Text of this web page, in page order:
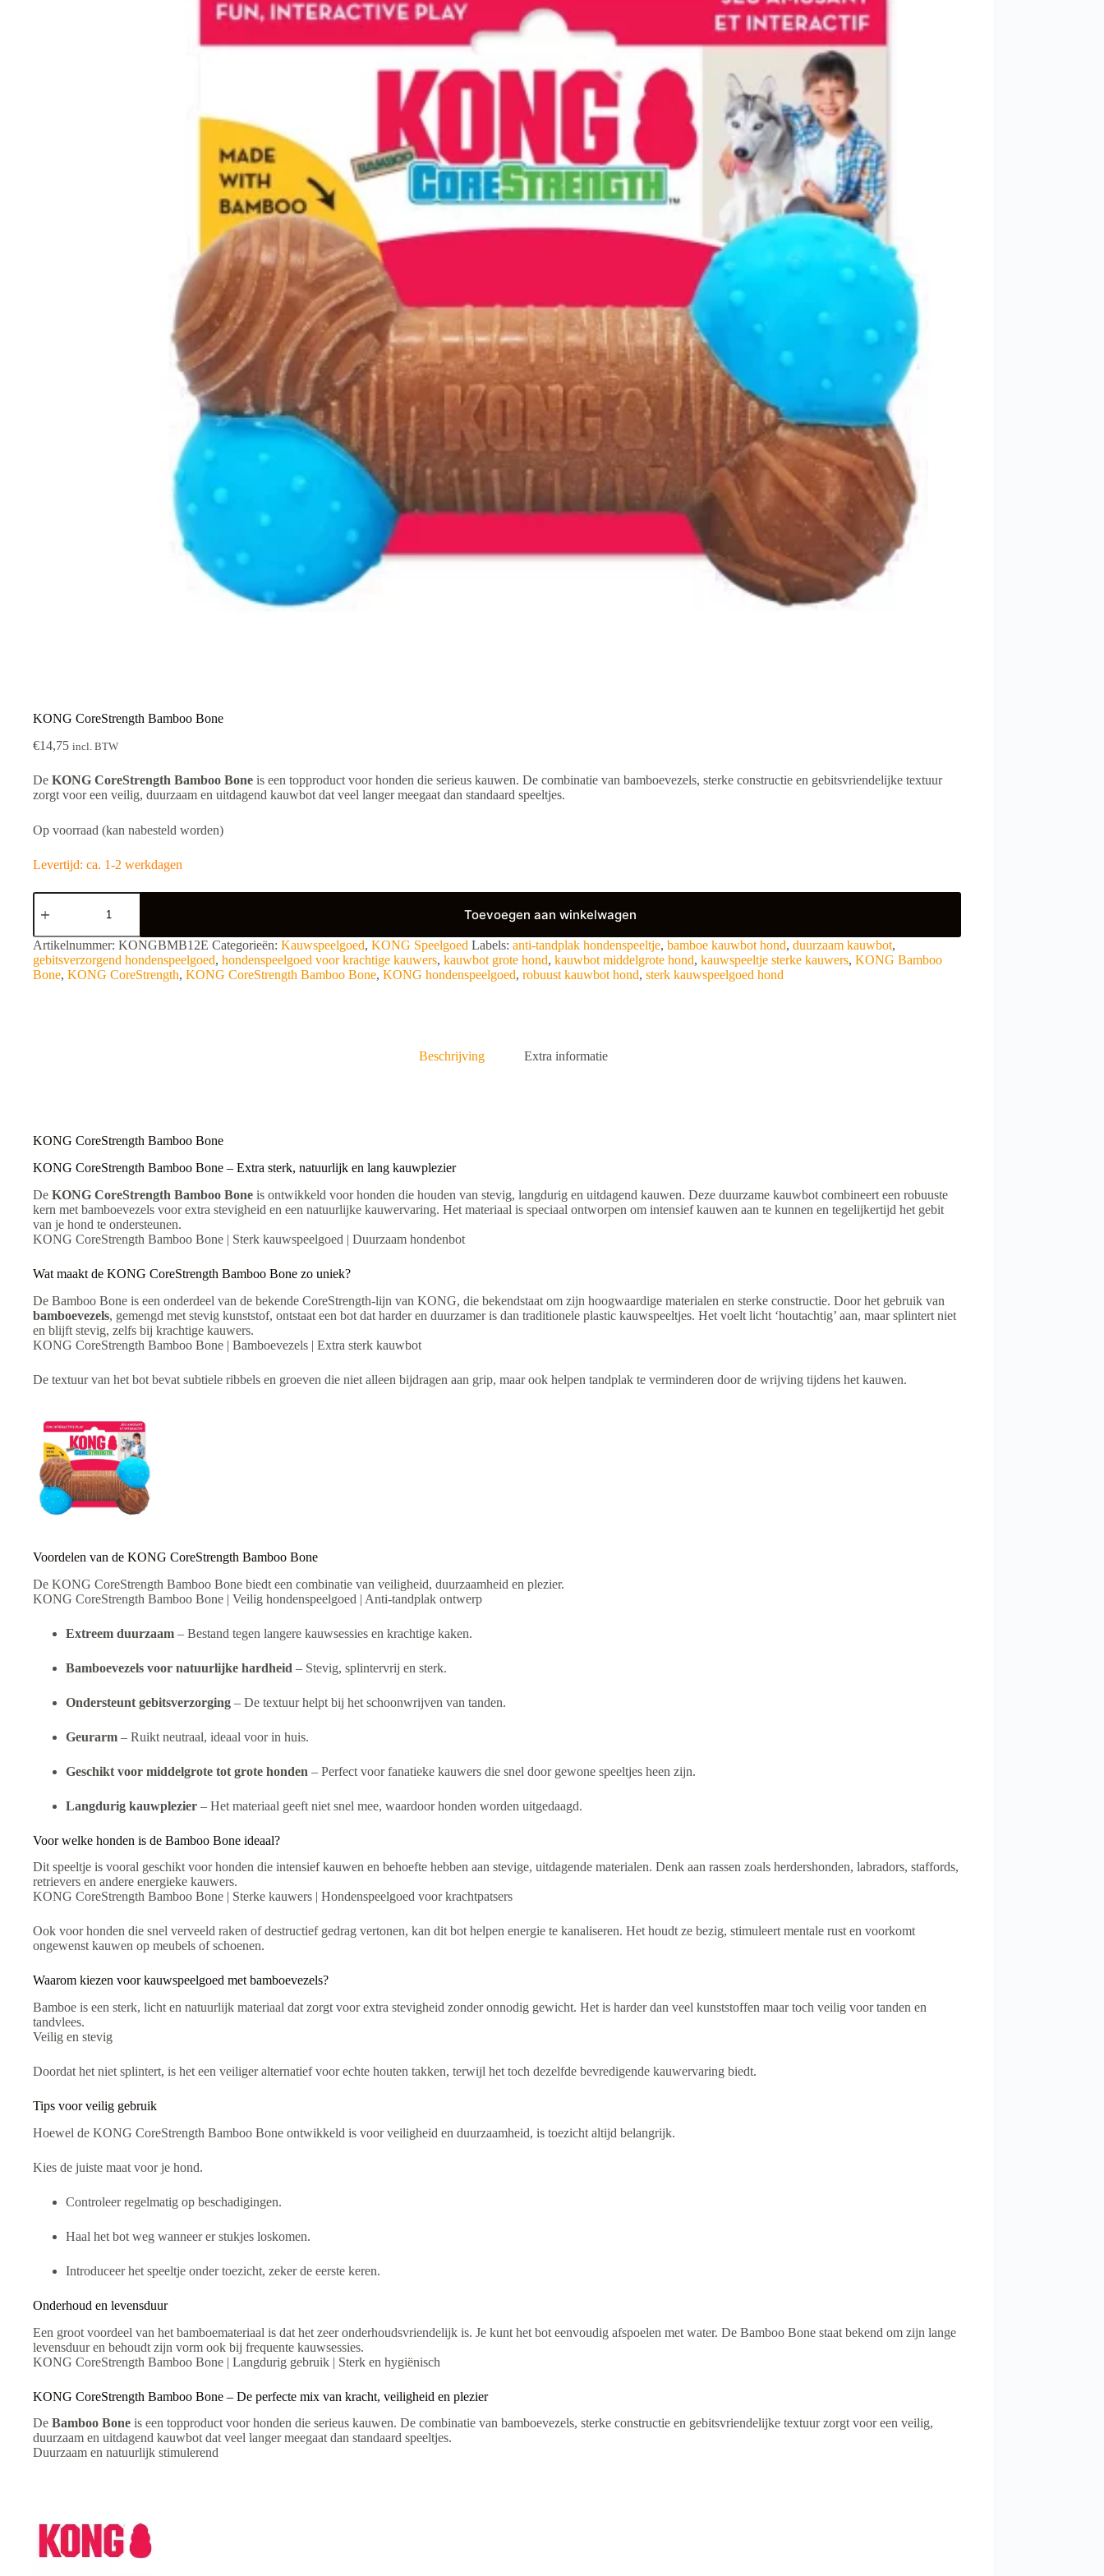
KONG CoreStrength Bamboo Bone
€14,75 incl. BTW
De KONG CoreStrength Bamboo Bone is een topproduct voor honden die serieus kauwen. De combinatie van bamboevezels, sterke constructie en gebitsvriendelijke textuur
zorgt voor een veilig, duurzaam en uitdagend kauwbot dat veel langer meegaat dan standaard speeltjes.
Op voorraad (kan nabesteld worden)
Levertijd: ca. 1-2 werkdagen
KONG
CoreStrength
Bone
aantal
Toevoegen aan winkelwagen
A
l
t
Artikelnummer: KONGBMB12E Categorieën: Kauwspeelgoed, KONG Speelgoed Labels: anti-tandplak hondenspeeltje, bamboe kauwbot hond, duurzaam kauwbot,
gebitsverzorgend hondenspeelgoed, hondenspeelgoed voor krachtige kauwers, kauwbot grote hond, kauwbot middelgrote hond, kauwspeeltje sterke kauwers, KONG Bamboo
Bone, KONG CoreStrength, KONG CoreStrength Bamboo Bone, KONG hondenspeelgoed, robuust kauwbot hond, sterk kauwspeelgoed hond
Beschrijving Extra informatie
KONG CoreStrength Bamboo Bone
KONG CoreStrength Bamboo Bone – Extra sterk, natuurlijk en lang kauwplezier
De KONG CoreStrength Bamboo Bone is ontwikkeld voor honden die houden van stevig, langdurig en uitdagend kauwen. Deze duurzame kauwbot combineert een robuuste
kern met bamboevezels voor extra stevigheid en een natuurlijke kauwervaring. Het materiaal is speciaal ontworpen om intensief kauwen aan te kunnen en tegelijkertijd het gebit
van je hond te ondersteunen.
KONG CoreStrength Bamboo Bone | Sterk kauwspeelgoed | Duurzaam hondenbot
Wat maakt de KONG CoreStrength Bamboo Bone zo uniek?
De Bamboo Bone is een onderdeel van de bekende CoreStrength-lijn van KONG, die bekendstaat om zijn hoogwaardige materialen en sterke constructie. Door het gebruik van
bamboevezels, gemengd met stevig kunststof, ontstaat een bot dat harder en duurzamer is dan traditionele plastic kauwspeeltjes. Het voelt licht ‘houtachtig’ aan, maar splintert niet
en blijft stevig, zelfs bij krachtige kauwers.
KONG CoreStrength Bamboo Bone | Bamboevezels | Extra sterk kauwbot
De textuur van het bot bevat subtiele ribbels en groeven die niet alleen bijdragen aan grip, maar ook helpen tandplak te verminderen door de wrijving tijdens het kauwen.
Voordelen van de KONG CoreStrength Bamboo Bone
De KONG CoreStrength Bamboo Bone biedt een combinatie van veiligheid, duurzaamheid en plezier.
KONG CoreStrength Bamboo Bone | Veilig hondenspeelgoed | Anti-tandplak ontwerp
Extreem duurzaam – Bestand tegen langere kauwsessies en krachtige kaken.
Bamboevezels voor natuurlijke hardheid – Stevig, splintervrij en sterk.
Ondersteunt gebitsverzorging – De textuur helpt bij het schoonwrijven van tanden.
Geurarm – Ruikt neutraal, ideaal voor in huis.
Geschikt voor middelgrote tot grote honden – Perfect voor fanatieke kauwers die snel door gewone speeltjes heen zijn.
Langdurig kauwplezier – Het materiaal geeft niet snel mee, waardoor honden worden uitgedaagd.
Voor welke honden is de Bamboo Bone ideaal?
Dit speeltje is vooral geschikt voor honden die intensief kauwen en behoefte hebben aan stevige, uitdagende materialen. Denk aan rassen zoals herdershonden, labradors, staffords,
retrievers en andere energieke kauwers.
KONG CoreStrength Bamboo Bone | Sterke kauwers | Hondenspeelgoed voor krachtpatsers
Ook voor honden die snel verveeld raken of destructief gedrag vertonen, kan dit bot helpen energie te kanaliseren. Het houdt ze bezig, stimuleert mentale rust en voorkomt
ongewenst kauwen op meubels of schoenen.
Waarom kiezen voor kauwspeelgoed met bamboevezels?
Bamboe is een sterk, licht en natuurlijk materiaal dat zorgt voor extra stevigheid zonder onnodig gewicht. Het is harder dan veel kunststoffen maar toch veilig voor tanden en
tandvlees.
Veilig en stevig
Doordat het niet splintert, is het een veiliger alternatief voor echte houten takken, terwijl het toch dezelfde bevredigende kauwervaring biedt.
Tips voor veilig gebruik
Hoewel de KONG CoreStrength Bamboo Bone ontwikkeld is voor veiligheid en duurzaamheid, is toezicht altijd belangrijk.
Kies de juiste maat voor je hond.
Controleer regelmatig op beschadigingen.
Haal het bot weg wanneer er stukjes loskomen.
Introduceer het speeltje onder toezicht, zeker de eerste keren.
Onderhoud en levensduur
Een groot voordeel van het bamboemateriaal is dat het zeer onderhoudsvriendelijk is. Je kunt het bot eenvoudig afspoelen met water. De Bamboo Bone staat bekend om zijn lange
levensduur en behoudt zijn vorm ook bij frequente kauwsessies.
KONG CoreStrength Bamboo Bone | Langdurig gebruik | Sterk en hygiënisch
KONG CoreStrength Bamboo Bone – De perfecte mix van kracht, veiligheid en plezier
De Bamboo Bone is een topproduct voor honden die serieus kauwen. De combinatie van bamboevezels, sterke constructie en gebitsvriendelijke textuur zorgt voor een veilig,
duurzaam en uitdagend kauwbot dat veel langer meegaat dan standaard speeltjes.
Duurzaam en natuurlijk stimulerend